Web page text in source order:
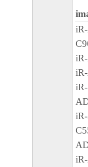
諾されま
ンの子会
たは販売
品性およ
保証も、
(2) キヤノ
社、キヤ
店のいず
から生ず
または付